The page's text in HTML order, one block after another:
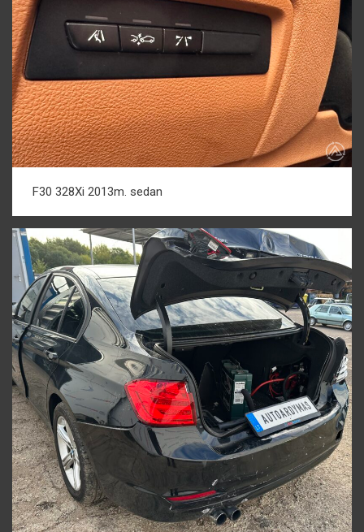
F30 328Xi 2013m. sedan